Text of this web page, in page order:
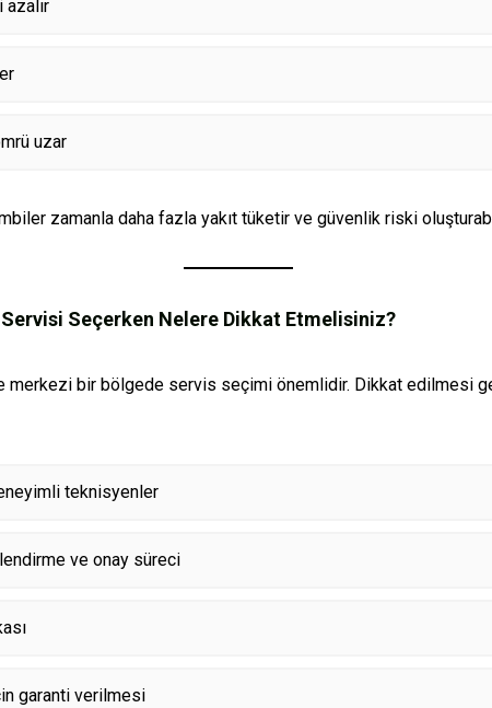
uzar
zamanla daha fazla yakıt tüketir ve güvenlik riski
Seçerken Nelere Dikkat Etmelisiniz?
merkezi bir bölgede servis seçimi önemlidir. Dikkat edilmesi
teknisyenler
ve onay süreci
garanti verilmesi